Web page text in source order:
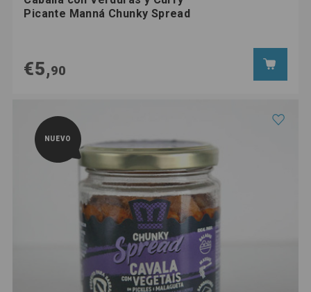
Picante Manná Chunky Spread
€5,90
NUEVO